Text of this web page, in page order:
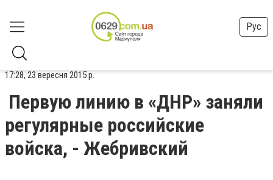
Рус
17:28, 23 вересня 2015 р.
Первую линию в «ДНР» заняли
регулярные российские
войска, - Жебривский